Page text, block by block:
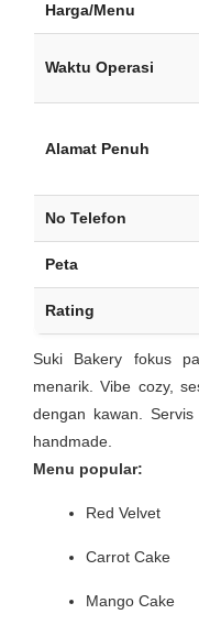
Harga/Menu
Waktu Operasi
Alamat Penuh
No Telefon
Peta
Rating
Suki Bakery fokus
menarik. Vibe cozy,
dengan kawan.
handmade.
Menu popular:
Red Velvet
Carrot Cake
Mango Cake